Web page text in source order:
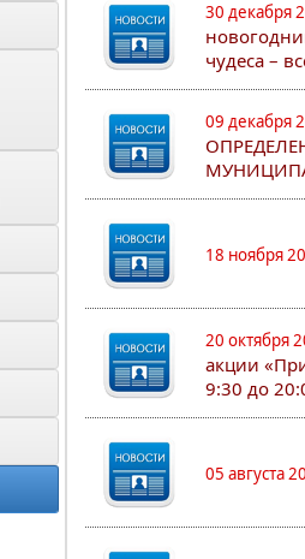
30 декабря
чудеса –
09 декабря
18 ноября
20 октября
акции
9:30 до
05 августа